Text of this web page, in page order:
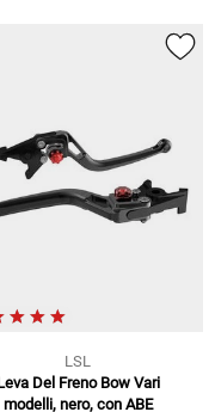
LSL
Del Freno Bow Vari
modelli, nero, con ABE